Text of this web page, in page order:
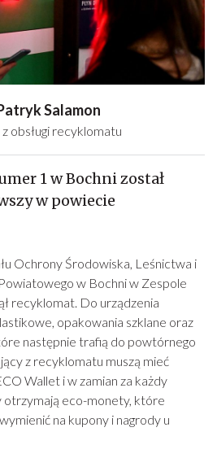
Salamon
obsługi recyklomatu
1 w Bochni został
w powiecie
Ochrony Środowiska, Leśnictwa i
w Bochni w Zespole
recyklomat. Do urządzenia
opakowania szklane oraz
następnie trafią do powtórnego
z recyklomatu muszą mieć
Wallet i w zamian za każdy
eco-monety, które
na kupony i nagrody u